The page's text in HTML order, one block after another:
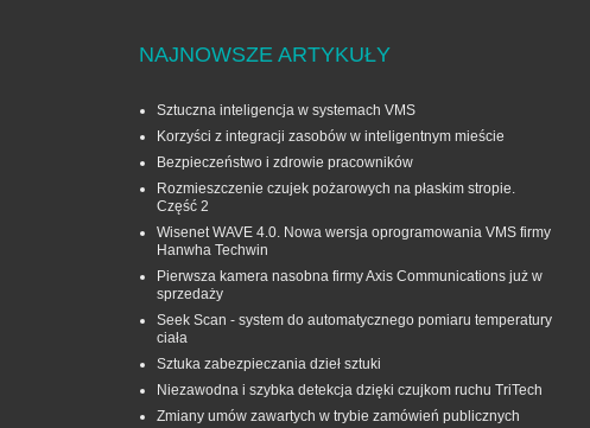
NAJNOWSZE ARTYKUŁY
Sztuczna inteligencja w systemach VMS
Korzyści z integracji zasobów w inteligentnym mieście
Bezpieczeństwo i zdrowie pracowników
Rozmieszczenie czujek pożarowych na płaskim stropie.
Część 2
Wisenet WAVE 4.0. Nowa wersja oprogramowania VMS firmy
Hanwha Techwin
Pierwsza kamera nasobna firmy Axis Communications już w
sprzedaży
Seek Scan - system do automatycznego pomiaru temperatury
ciała
Sztuka zabezpieczania dzieł sztuki
Niezawodna i szybka detekcja dzięki czujkom ruchu TriTech
Zmiany umów zawartych w trybie zamówień publicznych